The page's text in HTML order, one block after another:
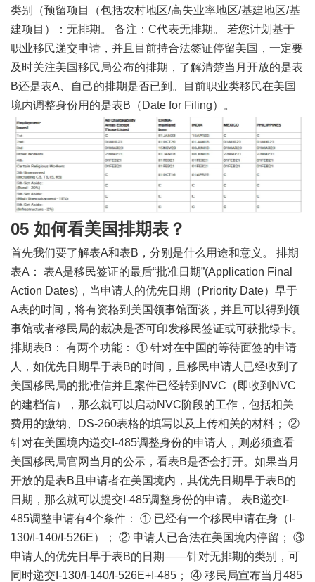
类别（预留项目（包括农村地区/高失业率地区/基建地区/基
建项目）：无排期。 备注：C代表无排期。 若您计划基于
职业移民递交申请，并且目前持合法签证停留美国，一定要
及时关注美国移民局公布的排期，了解清楚当月开放的是表
B还是表A、自己的排期是否已到。目前职业类移民在美国
境内调整身份用的是表B（Date for Filing）。
05 如何看美国排期表？
首先我们要了解表A和表B，分别是什么用途和意义。 排期
表A： 表A是移民签证的最后“批准日期”(Application Final
Action Dates)，当申请人的优先日期（Priority Date）早于
A表的时间，将有资格到美国领事馆面谈，并且可以得到领
事馆或者移民局的裁决是否可印发移民签证或可获批绿卡。
排期表B： 有两个功能： ① 针对在中国的等待面签的申请
人，如优先日期早于表B的时间，且移民申请人已经收到了
美国移民局的批准信并且案件已经转到NVC（即收到NVC
的建档信），那么就可以启动NVC阶段的工作，包括相关
费用的缴纳、DS-260表格的填写以及上传相关的材料； ②
针对在美国境内递交I-485调整身份的申请人，则必须查看
美国移民局官网当月的公示，看表B是否会打开。如果当月
开放的是表B且申请者在美国境内，其优先日期早于表B的
日期，那么就可以提交I-485调整身份的申请。 表B递交I-
485调整申请有4个条件： ① 已经有一个移民申请在身（I-
130/I-140/I-526E）； ② 申请人已合法在美国境内停留； ③
申请人的优先日早于表B的日期——针对无排期的类别，可
同时递交I-130/I-140/I-526E+I-485； ④ 移民局宣布当月485